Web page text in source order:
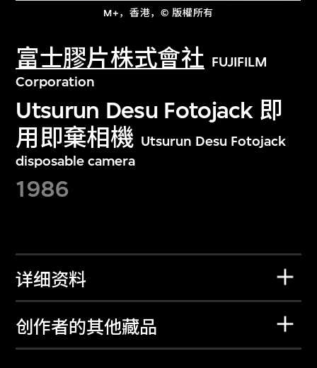
M+，香港，© 版權所有
富士膠片株式會社 FUJIFILM
Corporation
Utsurun Desu Fotojack 即
用即棄相機 Utsurun Desu Fotojack
disposable camera
1986
详细资料
创作者的其他藏品
文化藏品。